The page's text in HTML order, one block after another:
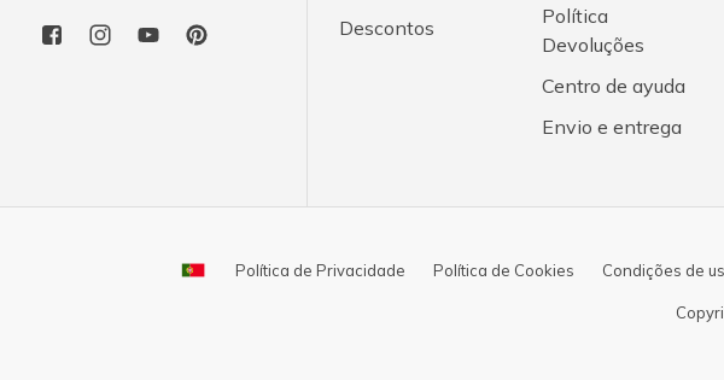
Descontos
Política
Devoluções
Centro de ayuda
Envio e entrega
Política de Privacidade Política de Cookies Condições de